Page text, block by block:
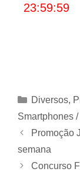
23:59:59
Categorias
Diversos,
Smartphones
Promoção
semana
Concurso